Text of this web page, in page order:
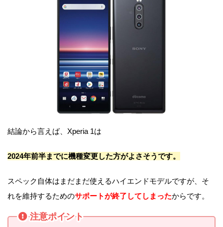
結論から言えば、Xperia 1は
2024年前半までに機種変更した方がよさそうです。
スペック自体はまだまだ使えるハイエンドモデルですが、そ
れを維持するためのサポートが終了してしまったからです。
注意ポイント